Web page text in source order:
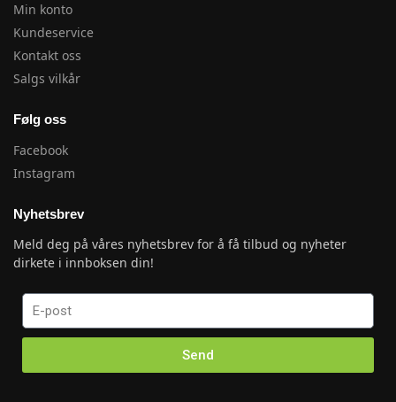
Min konto
Kundeservice
Kontakt oss
Salgs vilkår
Følg oss
Facebook
Instagram
Nyhetsbrev
Meld deg på våres nyhetsbrev for å få tilbud og nyheter
dirkete i innboksen din!
Send